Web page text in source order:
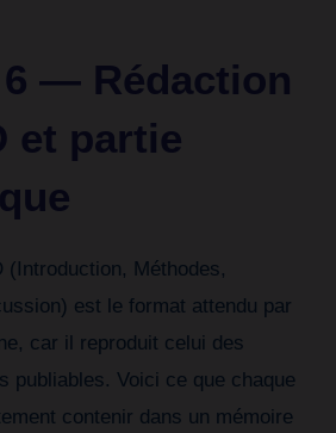
6 — Rédaction
et partie
(Introduction, Méthodes,
est le format attendu par
car il reproduit celui des
publiables. Voici ce que chaque
contenir dans un mémoire